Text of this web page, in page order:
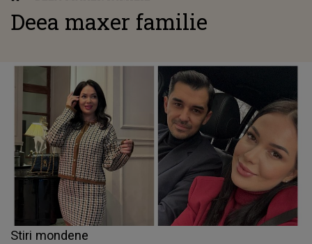
Deea maxer familie
Stiri mondene